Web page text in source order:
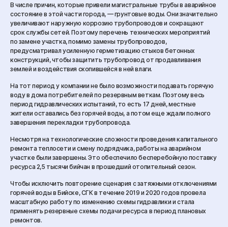
В числе причин, которые привели магистральные трубы в аварийное
состояние в этой части города, — грунтовые воды. Они значительно
увеличивают наружную коррозию трубопроводов и сокращают
срок службы сетей. Поэтому перечень технических мероприятий
по замене участка, помимо замены трубопроводов,
предусматривал усиленную герметизацию стыков бетонных
конструкций, чтобы защитить трубопровод от продавливания
землей и воздействия скопившейся в ней влаги.
На тот период у компании не было возможности подавать горячую
воду в дома потребителей по резервным веткам. Поэтому весь
период гидравлических испытаний, то есть 17 дней, местные
жители оставались без горячей воды, а потом еще ждали полного
завершения перекладки трубопровода.
Несмотря на технологические сложности проведения капитального
ремонта теплосети и смену подрядчика, работы на аварийном
участке были завершены. Это обеспечило бесперебойную поставку
ресурса 2,5 тысячи бийчан в прошедший отопительный сезон.
Чтобы исключить повторение сценария с затяжными отключениями
горячей воды в Бийске, СГК в течение 2019 и 2020 годов провела
масштабную работу по изменению схемы гидравлики и стала
применять резервные схемы подачи ресурса в период плановых
ремонтов.